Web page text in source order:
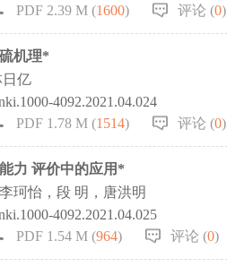
PDF 2.39 M (1600) 评论 (0)
机理*
日亿
4092.2021.04.024
PDF 1.78 M (1514) 评论 (0)
力 评价中的应用*
珂怡，段 明，唐洪明
4092.2021.04.025
PDF 1.54 M (964) 评论 (0)